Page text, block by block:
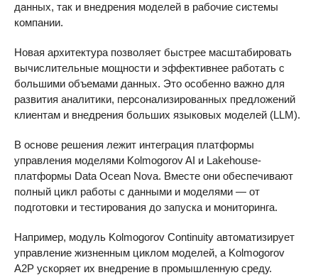
данных, так и внедрения моделей в рабочие системы
компании.
Новая архитектура позволяет быстрее масштабировать
вычислительные мощности и эффективнее работать с
большими объемами данных. Это особенно важно для
развития аналитики, персонализированных предложений
клиентам и внедрения больших языковых моделей (LLM).
В основе решения лежит интеграция платформы
управления моделями Kolmogorov AI и Lakehouse-
платформы Data Ocean Nova. Вместе они обеспечивают
полный цикл работы с данными и моделями — от
подготовки и тестирования до запуска и мониторинга.
Например, модуль Kolmogorov Continuity автоматизирует
управление жизненным циклом моделей, а Kolmogorov
A2P ускоряет их внедрение в промышленную среду.